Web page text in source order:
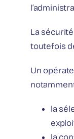
La
toutefois
Un
la